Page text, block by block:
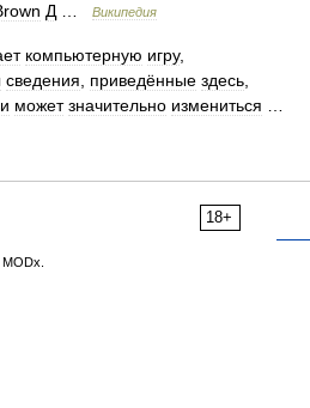
Д Википедия
компьютерную игру,
сведения приведённые здесь
может значительно измениться
18+